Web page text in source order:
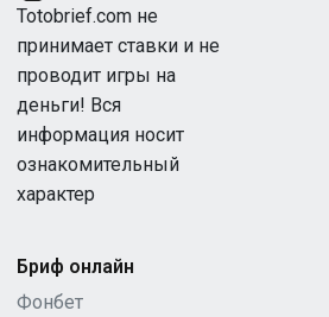
Totobrief.com не
принимает ставки и не
проводит игры на
деньги! Вся
информация носит
ознакомительный
характер
Бриф онлайн
Фонбет